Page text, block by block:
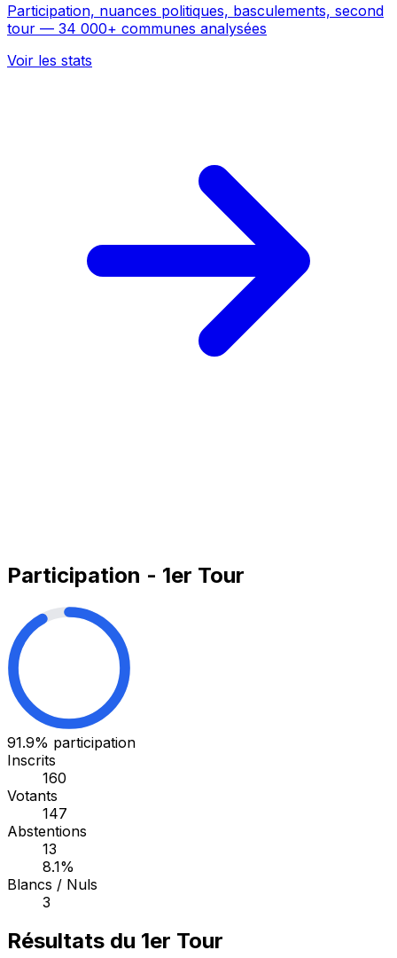
Participation, nuances politiques, basculements, second
tour — 34 000+ communes analysées
Voir les stats
Participation - 1er Tour
91.9% participation
Inscrits
160
Votants
147
Abstentions
13
8.1%
Blancs / Nuls
3
Résultats du 1er Tour